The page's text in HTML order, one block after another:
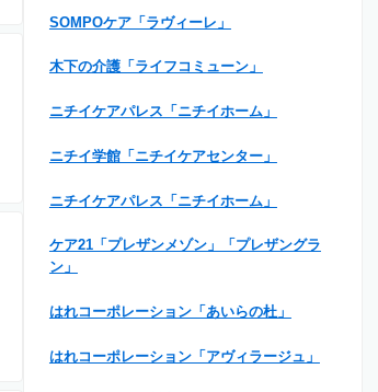
SOMPOケア「ラヴィーレ」
木下の介護「ライフコミューン」
ニチイケアパレス「ニチイホーム」
ニチイ学館「ニチイケアセンター」
ニチイケアパレス「ニチイホーム」
ケア21「プレザンメゾン」「プレザングラ
ン」
はれコーポレーション「あいらの杜」
はれコーポレーション「アヴィラージュ」